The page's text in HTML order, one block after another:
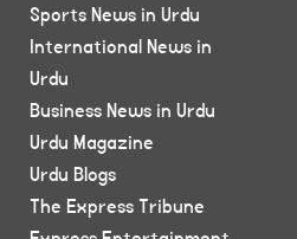
Sports News in Urdu
International News in
Urdu
Business News in Urdu
Urdu Magazine
Urdu Blogs
The Express Tribune